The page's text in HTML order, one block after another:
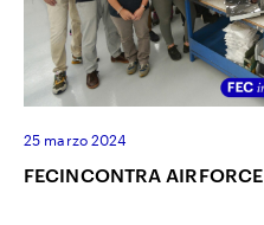
25 marzo 2024
FECINCONTRA AIRFORCE